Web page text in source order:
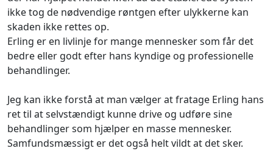
ikke tog de nødvendige røntgen efter ulykkerne kan
skaden ikke rettes op.
Erling er en livlinje for mange mennesker som får det
bedre eller godt efter hans kyndige og professionelle
behandlinger.
Jeg kan ikke forstå at man vælger at fratage Erling hans
ret til at selvstændigt kunne drive og udføre sine
behandlinger som hjælper en masse mennesker.
Samfundsmæssigt er det også helt vildt at det sker.